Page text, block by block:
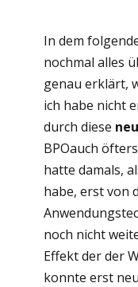
In dem
nochmal alles
genau erklärt,
ich habe nicht
durch diese
BPOauch
hatte damals,
habe, erst von
noch nicht
Effekt der der
konnte erst